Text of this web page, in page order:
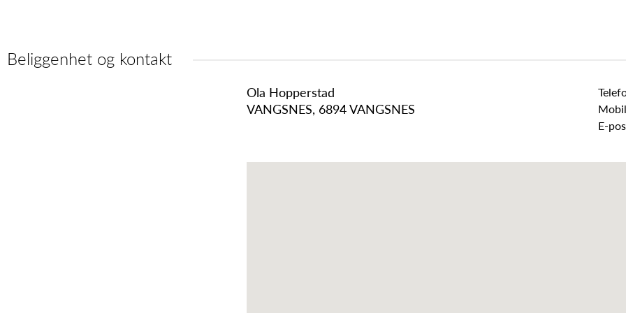
Beliggenhet og kontakt
Ola Hopperstad
VANGSNES, 6894 VANGSNES
E-